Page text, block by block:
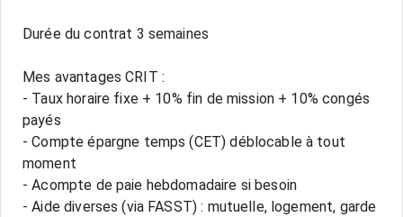
Durée du contrat 3 semaines
Mes avantages CRIT :
- Taux horaire fixe + 10% fin de mission + 10% congés
payés
- Compte épargne temps (CET) déblocable à tout
moment
- Acompte de paie hebdomadaire si besoin
- Aide diverses (via FASST) : mutuelle, logement, garde